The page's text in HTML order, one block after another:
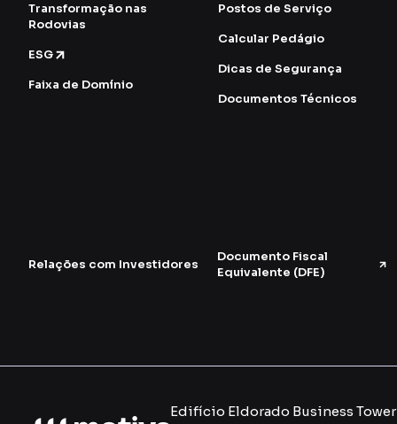
Transformação nas
Rodovias
ESG
Faixa de Domínio
Postos de Serviço
Calcular Pedágio
Dicas de Segurança
Documentos Técnicos
Relações com Investidores
Documento Fiscal
Equivalente (DFE)
Edifício Eldorado Business Tower